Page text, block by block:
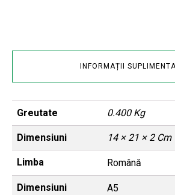
INFORMAȚII
Greutate 0.400 Kg
Dimensiuni 14 × 21 × 2 Cm
Limba Română
Dimensiuni A5